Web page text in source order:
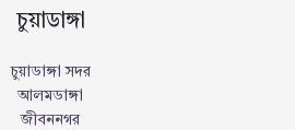
চুয়াডাঙ্গা
চুয়াডাঙ্গা সদর
আলমডাঙ্গা
জীবননগর